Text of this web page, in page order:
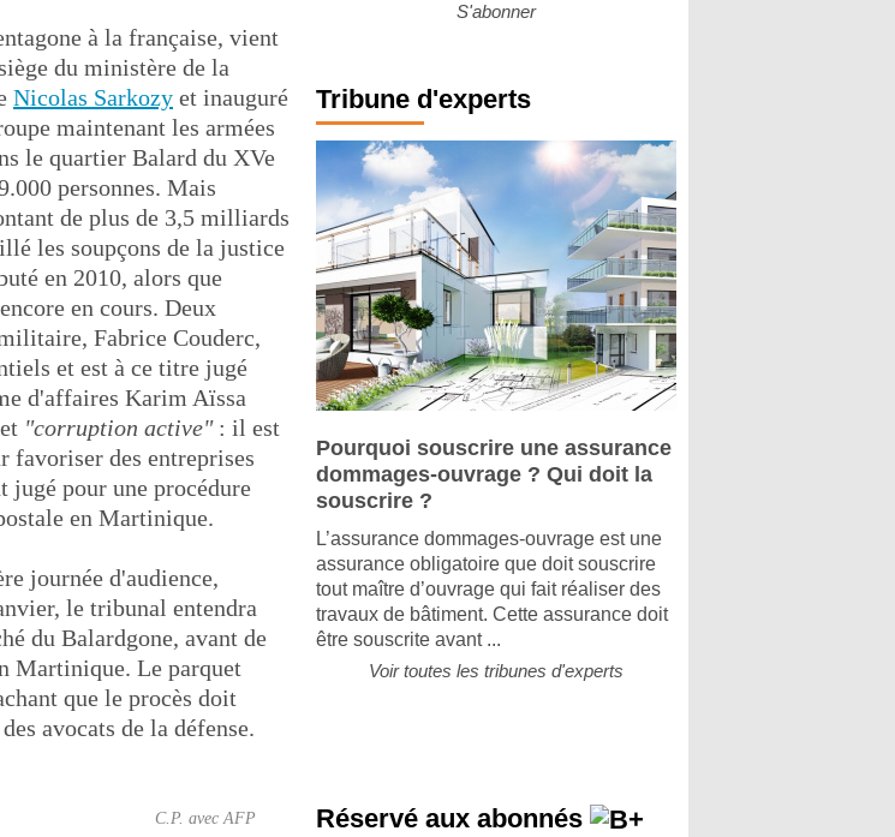
à la française, vient
du ministère de la
Nicolas Sarkozy et inauguré
maintenant les armées
le quartier Balard du XVe
personnes. Mais
de plus de 3,5 milliards
les soupçons de la justice
en 2010, alors que
en cours. Deux
Fabrice Couderc,
et est à ce titre jugé
d'affaires Karim Aïssa
"corruption active": il est
favoriser des entreprises
jugé pour une procédure
en Martinique.
journée d'audience,
le tribunal entendra
du Balardgone, avant de
Martinique. Le parquet
que le procès doit
avocats de la défense.
C.P. avec AFP
S'abonner
Tribune d'experts
Pourquoi souscrire une assurance
dommages-ouvrage ? Qui doit la
souscrire ?
L’assurance dommages-ouvrage est une
assurance obligatoire que doit souscrire
tout maître d’ouvrage qui fait réaliser des
travaux de bâtiment. Cette assurance doit
être souscrite avant ...
Voir toutes les tribunes d'experts
Réservé aux abonnés